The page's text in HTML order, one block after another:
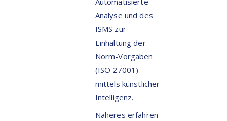
Analyse und des
ISMS zur
Einhaltung der
Norm-Vorgaben
(ISO 27001)
mittels künstlicher
Intelligenz.
Näheres erfahren